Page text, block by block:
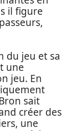
il figure
du jeu et sa
une
jeu. En
sait
créer des
une